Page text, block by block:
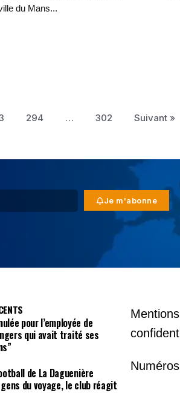
du Mans...
294 … 302 Suivant »
Je m'abonne
pour l’employée de
qui avait traité ses
de La Daguenière
du voyage, le club réagit
Numéros